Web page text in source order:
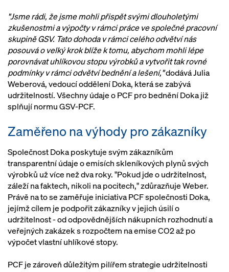
"Jsme rádi, že jsme mohli přispět svými dlouholetými
zkušenostmi a výpočty v rámci práce ve společné pracovní
skupině GSV. Tato dohoda v rámci celého odvětví nás
posouvá o velký krok blíže k tomu, abychom mohli lépe
porovnávat uhlíkovou stopu výrobků a vytvořit tak rovné
podmínky v rámci odvětví bednění a lešení,"dodává Julia
Weberová, vedoucí oddělení Doka, která se zabývá
udržitelností. Všechny údaje o PCF pro bednění Doka již
splňují normu GSV-PCF.
Zaměřeno na výhody pro zákazníky
Společnost Doka poskytuje svým zákazníkům
transparentní údaje o emisích skleníkových plynů svých
výrobků už více než dva roky. "Pokud jde o udržitelnost,
záleží na faktech, nikoli na pocitech," zdůrazňuje Weber.
Právě na to se zaměřuje iniciativa PCF společnosti Doka,
jejímž cílem je podpořit zákazníky v jejich úsilí o
udržitelnost - od odpovědnějších nákupních rozhodnutí a
veřejných zakázek s rozpočtem na emise CO2 až po
výpočet vlastní uhlíkové stopy.
PCF je zároveň důležitým pilířem strategie udržitelnosti